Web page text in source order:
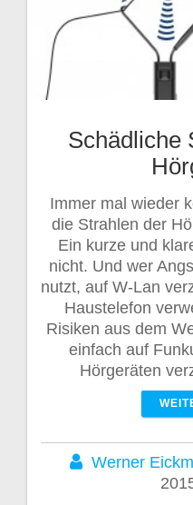
Schädliche
Immer mal wieder
die Strahlen der
Ein kurze und
nicht. Und wer
nutzt, auf W-Lan
Haustelefon
Risiken aus dem
einfach auf
Hörgeräten
Werner